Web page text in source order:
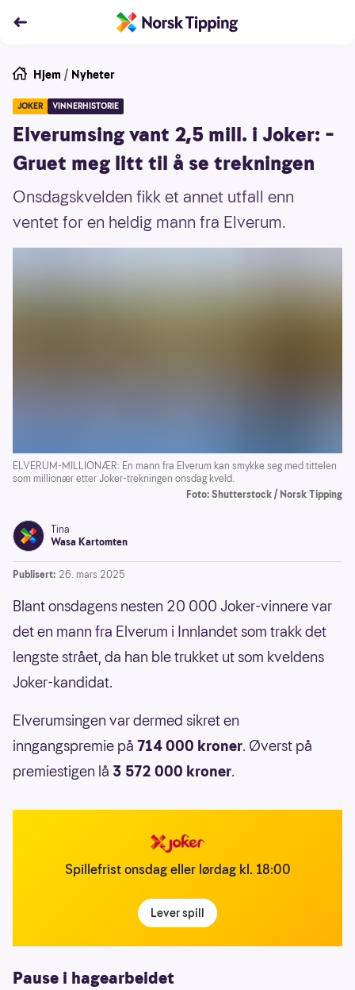
Hjem / Nyheter
JOKER VINNERHISTORIE
Elverumsing vant 2,5 mill. i Joker: –
Gruet meg litt til å se trekningen
Onsdagskvelden fikk et annet utfall enn
ventet for en heldig mann fra Elverum.
ELVERUM-MILLIONÆR: En mann fra Elverum kan smykke seg med tittelen
som millionær etter Joker-trekningen onsdag kveld.
Foto: Shutterstock / Norsk Tipping
Tina
Wasa Kartomten
Publisert: 26. mars 2025
Blant onsdagens nesten 20 000 Joker-vinnere var
det en mann fra Elverum i Innlandet som trakk det
lengste strået, da han ble trukket ut som kveldens
Joker-kandidat.
Elverumsingen var dermed sikret en
inngangspremie på 714 000 kroner. Øverst på
premiestigen lå 3 572 000 kroner.
Spillefrist onsdag eller lørdag kl. 18:00
Lever spill
Pause i hagearbeidet